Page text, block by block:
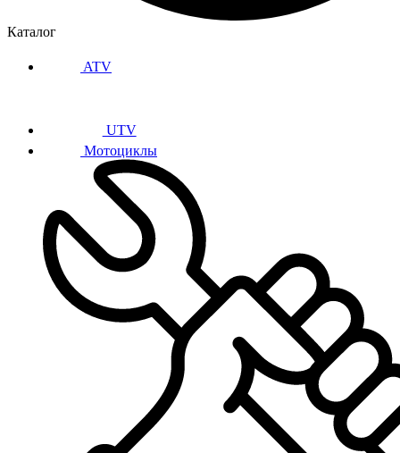
Каталог
ATV
UTV
Мотоциклы